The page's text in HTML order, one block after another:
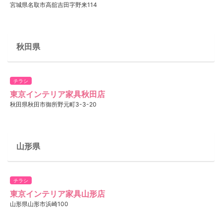
宮城県名取市高舘吉田字野来114
秋田県
チラシ
東京インテリア家具秋田店
秋田県秋田市御所野元町3-3-20
山形県
チラシ
東京インテリア家具山形店
山形県山形市浜崎100